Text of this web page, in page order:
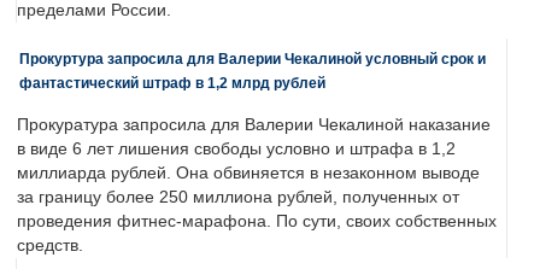
пределами России.
Прокуртура запросила для Валерии Чекалиной условный срок и
фантастический штраф в 1,2 млрд рублей
Прокуратура запросила для Валерии Чекалиной наказание
в виде 6 лет лишения свободы условно и штрафа в 1,2
миллиарда рублей. Она обвиняется в незаконном выводе
за границу более 250 миллиона рублей, полученных от
проведения фитнес-марафона. По сути, своих собственных
средств.